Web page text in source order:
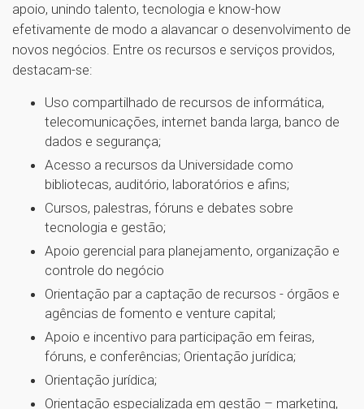
apoio, unindo talento, tecnologia e know-how
efetivamente de modo a alavancar o desenvolvimento de
novos negócios. Entre os recursos e serviços providos,
destacam-se:
Uso compartilhado de recursos de informática,
telecomunicações, internet banda larga, banco de
dados e segurança;
Acesso a recursos da Universidade como
bibliotecas, auditório, laboratórios e afins;
Cursos, palestras, fóruns e debates sobre
tecnologia e gestão;
Apoio gerencial para planejamento, organização e
controle do negócio
Orientação par a captação de recursos - órgãos e
agências de fomento e venture capital;
Apoio e incentivo para participação em feiras,
fóruns, e conferências; Orientação jurídica;
Orientação jurídica;
Orientação especializada em gestão – marketing,